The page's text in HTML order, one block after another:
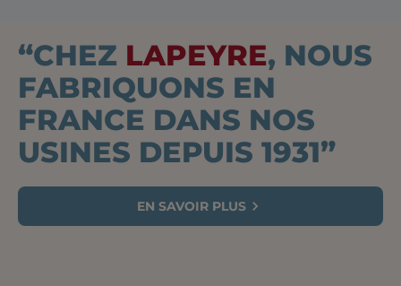
“CHEZ LAPEYRE, NOUS
FABRIQUONS EN
FRANCE DANS NOS
USINES DEPUIS 1931”
EN SAVOIR PLUS